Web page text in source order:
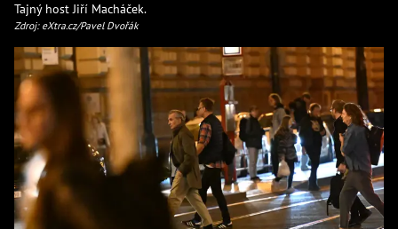
Tajný host Jiří Macháček.
Zdroj: eXtra.cz/Pavel Dvořák